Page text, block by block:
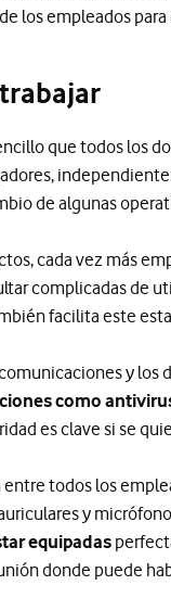
los empleados
que todos los
de algunas
cada vez más
complicadas de
facilita este
y
como
es clave si se
todos los
y
equipadas
donde puede